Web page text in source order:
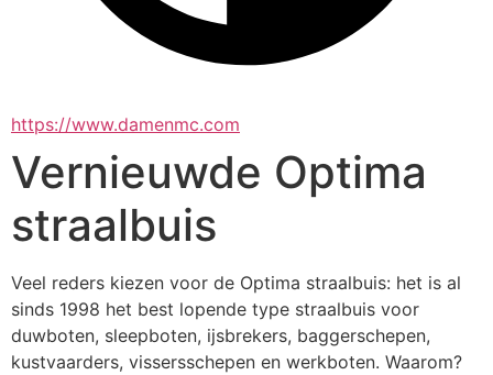
https://www.damenmc.com
Vernieuwde Optima
straalbuis
Veel reders kiezen voor de Optima straalbuis: het is al
sinds 1998 het best lopende type straalbuis voor
duwboten, sleepboten, ijsbrekers, baggerschepen,
kustvaarders, vissersschepen en werkboten. Waarom?